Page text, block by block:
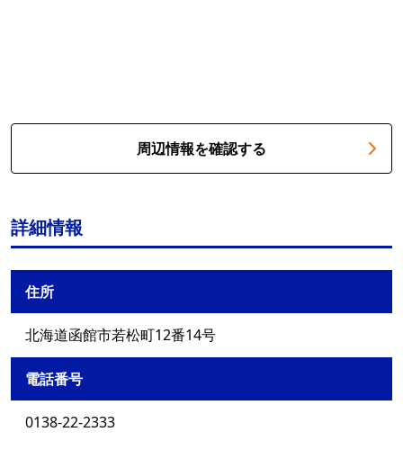
周辺情報を確認する
詳細情報
住所
北海道函館市若松町12番14号
電話番号
0138-22-2333